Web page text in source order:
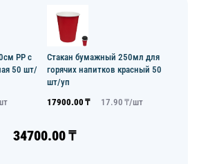
PP с
50 шт/
Стакан бумажный 250мл для
горячих напитков красный 50
шт/уп
17900.00 ₸ 17.90 ₸/шт
34700.00₸